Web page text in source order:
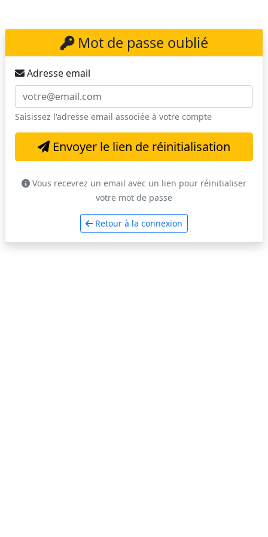
Mot de passe oublié
Adresse email
Saisissez l'adresse email associée à votre compte
Envoyer le lien de réinitialisation
Vous recevrez un email avec un lien pour réinitialiser
votre mot de passe
Retour à la connexion